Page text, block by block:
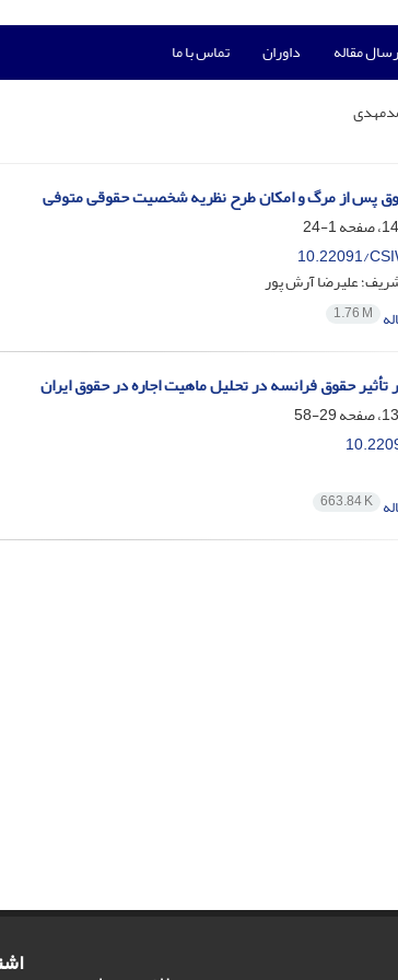
مقاله داوران تماس با ما
پس از مرگ و امکان طرح نظریه شخصیت حقوقی متوفی
1-24
10.22091/
علیرضا آرش پور
1.76 M
تأثیر حقوق فرانسه در تحلیل ماهیت اجاره در حقوق ایران
29-58
663.84 K